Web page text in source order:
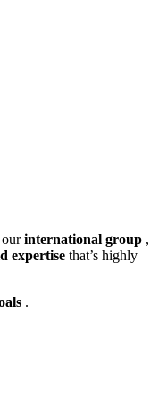
ourinternational group ,
expertise that’s highly
.